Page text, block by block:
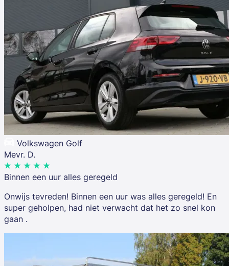
Volkswagen Golf
Mevr. D.
Binnen een uur alles geregeld
Onwijs tevreden! Binnen een uur was alles geregeld! En
super geholpen, had niet verwacht dat het zo snel kon
gaan .